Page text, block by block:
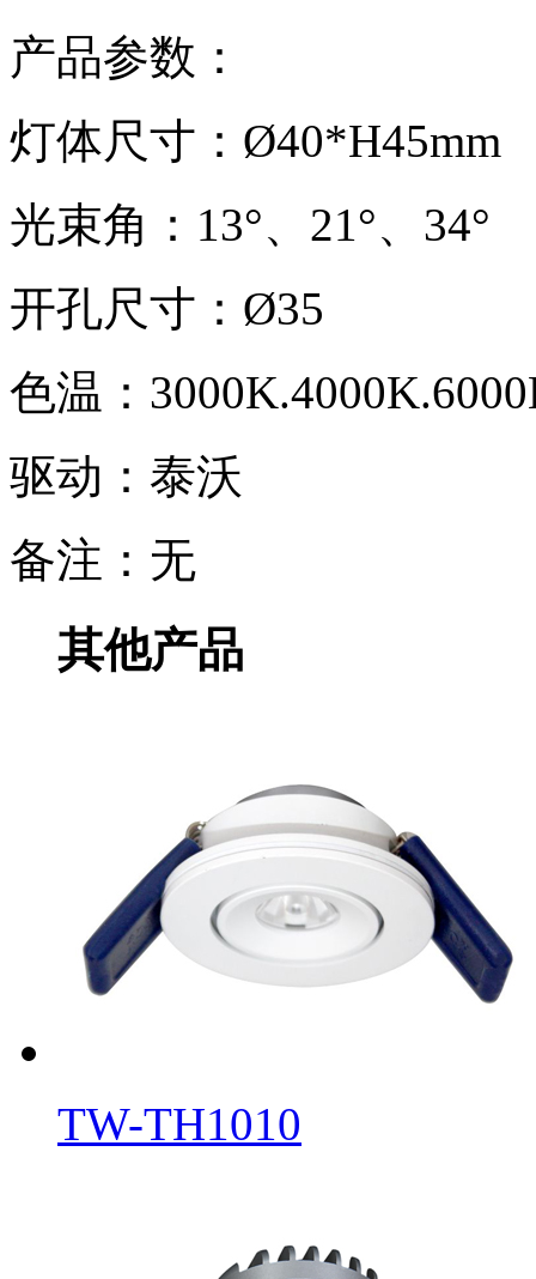
产品参数：
灯体尺寸：Ø40*H45mm
光束角：13°、21°、34°
开孔尺寸：Ø35
色温：
驱动：泰沃
备注：无
其他产品
TW-TH1010